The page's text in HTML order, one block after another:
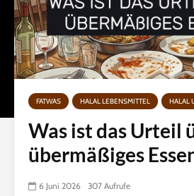
FATWAS HALAL LEBENSMITTEL HALAL
Was ist das Urteil
übermäßiges
6 Juni 2026 307 Aufrufe